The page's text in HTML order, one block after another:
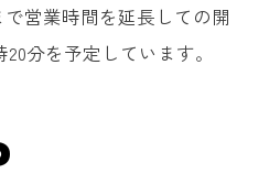
で営業時間を延長しての開
分を予定しています。